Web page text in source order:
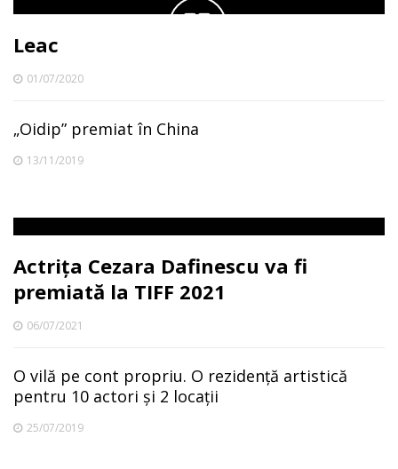
Leac
01/07/2020
„Oidip” premiat în China
13/11/2019
Actrița Cezara Dafinescu va fi
premiată la TIFF 2021
06/07/2021
O vilă pe cont propriu. O rezidență artistică
pentru 10 actori și 2 locații
25/07/2019